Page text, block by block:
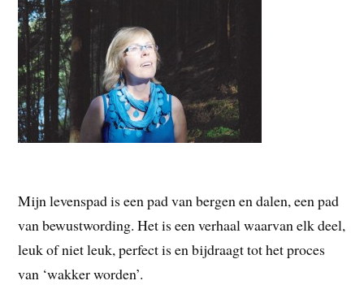
Mijn levenspad is een pad van bergen en dalen, een pad
van bewustwording. Het is een verhaal waarvan elk deel,
leuk of niet leuk, perfect is en bijdraagt tot het proces
van ‘wakker worden’.